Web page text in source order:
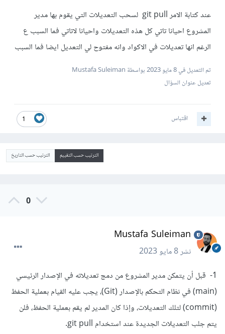
عند كتابة الامر git pull لسحب التعديلات التي يقوم بها مدير
المشروع احيانا تاتي كل هذه التعديلات واحيانا لاتاتي فما السبب ع
الرغم انها تعديلات في الاكواد وانه مفتوح لي التعديل ايضا فما السبب
تم التعديل في8 مايو 2023
بواسطة Mustafa Suleiman
تعديل عنوان السؤال
1 اقتباس
الترتيب حسب التقييم الترتيب حسب التاريخ
0
Mustafa Suleiman
نشر8 مايو 2023
1- قبل أن يتمكن مدير المشروع من دمج تعديلاته في الإصدار الرئيسي
(main) في نظام التحكم بالإصدار (Git)، يجب عليه القيام بعملية الحفظ
(commit) لتلك التعديلات، وإذا كان المدير لم يقم بعملية الحفظ، فلن
يتم جلب التعديلات الجديدة عند استخدام git pull.